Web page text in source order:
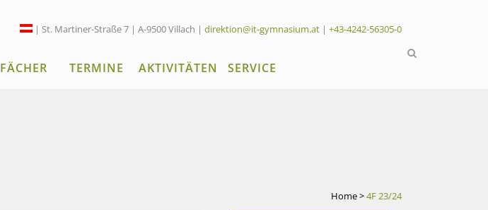
| St. Martiner-Straße 7 | A-9500 Villach | direktion@it-gymnasium.at | +43-4242-56305-0
FÄCHER TERMINE AKTIVITÄTEN SERVICE
Home>4F 23/24